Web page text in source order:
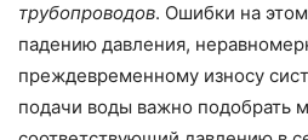
трубопроводов. Ошибки на
падению давления,
преждевременному износу
подачи воды важно подобрать